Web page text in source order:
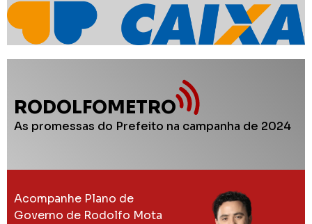
RODOLFOMETRO
As promessas do Prefeito na campanha de 2024
Acompanhe Plano de
Governo de Rodolfo Mota